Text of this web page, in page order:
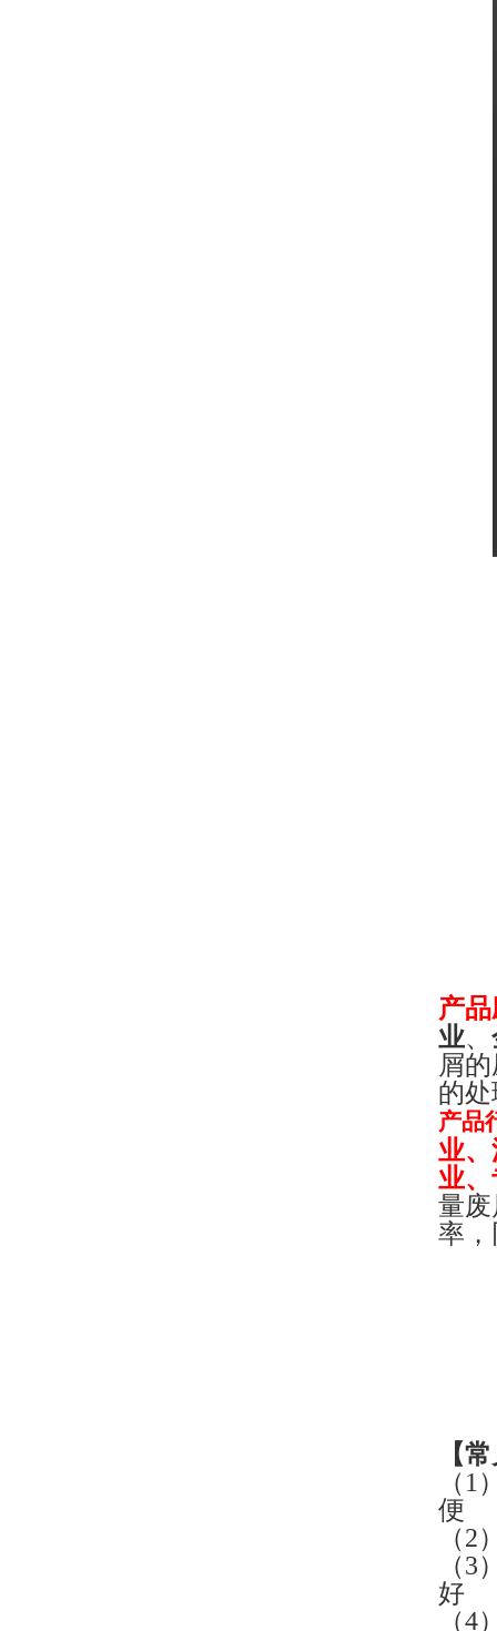
产
业、
屑
的
产品
业
业
量
率
【常
（1
便
（2
（3
好
（4